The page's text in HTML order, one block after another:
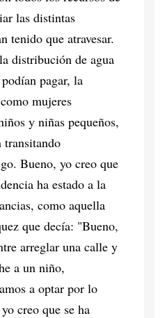
las distintas
tenido que atravesar.
distribución de agua
pagar, la
mujeres
y niñas pequeños,
transitando
Bueno, yo creo que
ha estado a la
como aquella
que decía: "Bueno,
arreglar una calle y
a un niño,
a optar por lo
creo que se ha